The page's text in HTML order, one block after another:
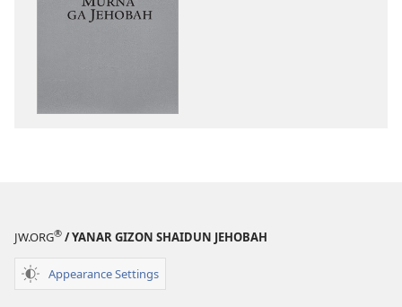
Murya
ZamaYi
JW.ORG® / YANAR GIZON SHAIDUN JEHOBAH
Appearance Settings